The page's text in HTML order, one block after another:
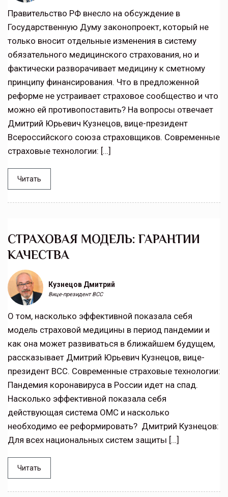
Правительство РФ внесло на обсуждение в
Государственную Думу законопроект, который не
только вносит отдельные изменения в систему
обязательного медицинского страхования, но и
фактически разворачивает медицину к сметному
принципу финансирования. Что в предложенной
реформе не устраивает страховое сообщество и что
можно ей противопоставить? На вопросы отвечает
Дмитрий Юрьевич Кузнецов, вице-президент
Всероссийского союза страховщиков. Современные
страховые технологии: […]
Читать
СТРАХОВАЯ МОДЕЛЬ: ГАРАНТИИ
КАЧЕСТВА
Кузнецов Дмитрий
Вице-президент ВСС
О том, насколько эффективной показала себя
модель страховой медицины в период пандемии и
как она может развиваться в ближайшем будущем,
рассказывает Дмитрий Юрьевич Кузнецов, вице-
президент ВСС. Современные страховые технологии:
Пандемия коронавируса в России идет на спад.
Насколько эффективной показала себя
действующая система ОМС и насколько
необходимо ее реформировать? Дмитрий Кузнецов:
Для всех национальных систем защиты […]
Читать